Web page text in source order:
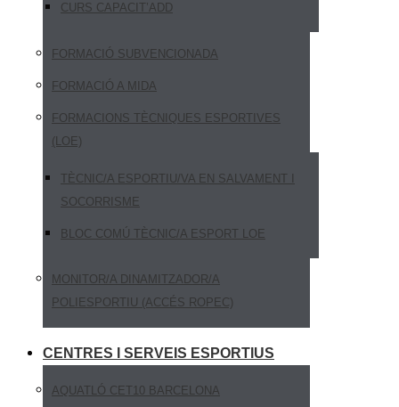
CURS CAPACIT’ADD
FORMACIÓ SUBVENCIONADA
FORMACIÓ A MIDA
FORMACIONS TÈCNIQUES ESPORTIVES
(LOE)
TÈCNIC/A ESPORTIU/VA EN SALVAMENT I
SOCORRISME
BLOC COMÚ TÈCNIC/A ESPORT LOE
MONITOR/A DINAMITZADOR/A
POLIESPORTIU (ACCÉS ROPEC)
CENTRES I SERVEIS ESPORTIUS
AQUATLÓ CET10 BARCELONA